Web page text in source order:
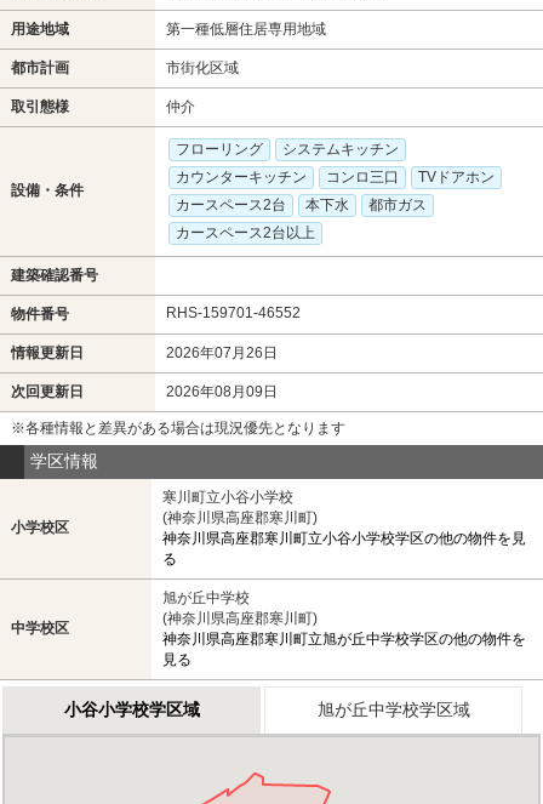
用途地域 第一種低層住居専用地域
都市計画 市街化区域
取引態様 仲介
設備・条件
フローリング
システムキッチン
カウンターキッチン
コンロ三口
TVドアホン
カースペース2台
本下水
都市ガス
カースペース2台以上
建築確認番号
物件番号 RHS-159701-46552
情報更新日 2026年07月26日
次回更新日 2026年08月09日
※各種情報と差異がある場合は現況優先となります
学区情報
小学校区
寒川町立小谷小学校
(神奈川県高座郡寒川町)
神奈川県高座郡寒川町立小谷小学校学区の他の物件を見
る
中学校区
旭が丘中学校
(神奈川県高座郡寒川町)
神奈川県高座郡寒川町立旭が丘中学校学区の他の物件を
見る
小谷小学校学区域 旭が丘中学校学区域